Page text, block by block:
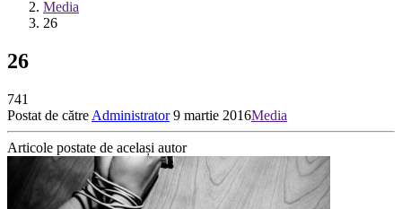
Media
26
26
741
Postat de către Administrator 9 martie 2016Media
Articole postate de același autor